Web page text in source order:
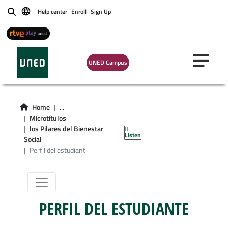
BuscarHelp center Enroll Sign Up
UNED Campus
Home
...
Microtítulos
los Pilares del Bienestar
Social
Perfil del estudiant
Listen
Microgrado en los
Pilares del
Bienestar Social
PERFIL DEL ESTUDIANTE